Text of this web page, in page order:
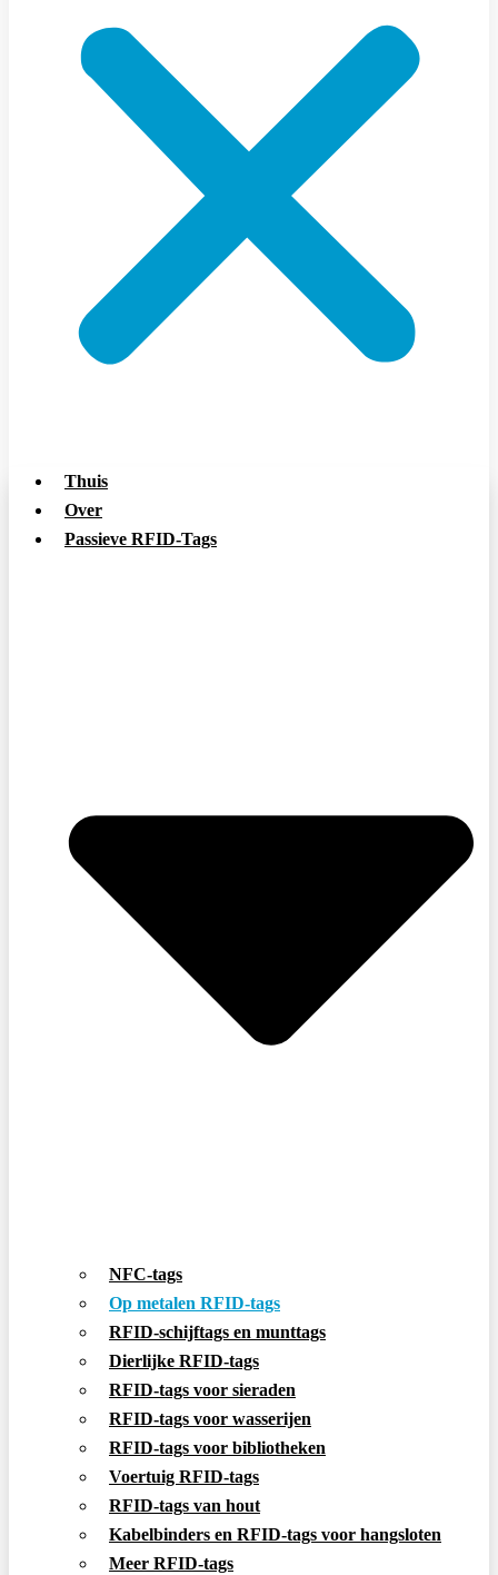
Thuis
Over
Passieve RFID-Tags
NFC-tags
Op metalen RFID-tags
RFID-schijftags en munttags
Dierlijke RFID-tags
RFID-tags voor sieraden
RFID-tags voor wasserijen
RFID-tags voor bibliotheken
Voertuig RFID-tags
RFID-tags van hout
Kabelbinders en RFID-tags voor hangsloten
Meer RFID-tags